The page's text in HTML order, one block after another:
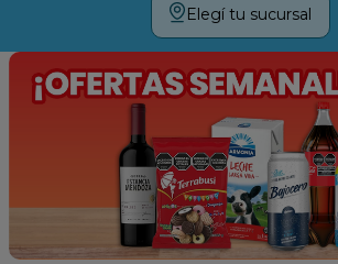
Elegí tu sucursal
Términos más buscados
yerba